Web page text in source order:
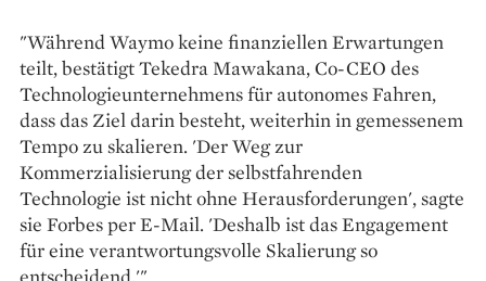
"Während Waymo keine finanziellen Erwartungen
teilt, bestätigt Tekedra Mawakana, Co-CEO des
Technologieunternehmens für autonomes Fahren,
dass das Ziel darin besteht, weiterhin in gemessenem
Tempo zu skalieren. 'Der Weg zur
Kommerzialisierung der selbstfahrenden
Technologie ist nicht ohne Herausforderungen', sagte
sie Forbes per E-Mail. 'Deshalb ist das Engagement
für eine verantwortungsvolle Skalierung so
entscheidend.'"